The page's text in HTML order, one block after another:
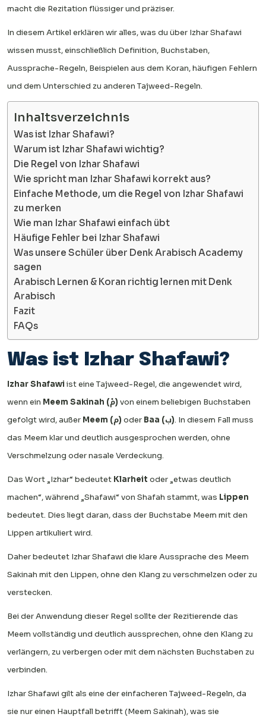
macht die Rezitation flüssiger und präziser.
In diesem Artikel erklären wir alles, was du über Izhar Shafawi
wissen musst, einschließlich Definition, Buchstaben,
Aussprache-Regeln, Beispielen aus dem Koran, häufigen Fehlern
und dem Unterschied zu anderen Tajweed-Regeln.
Inhaltsverzeichnis
Was ist Izhar Shafawi?
Warum ist Izhar Shafawi wichtig?
Die Regel von Izhar Shafawi
Wie spricht man Izhar Shafawi korrekt aus?
Einfache Methode, um die Regel von Izhar Shafawi
zu merken
Wie man Izhar Shafawi einfach übt
Häufige Fehler bei Izhar Shafawi
Was unsere Schüler über Denk Arabisch Academy
sagen
Arabisch Lernen & Koran richtig lernen mit Denk
Arabisch
Fazit
FAQs
Was ist Izhar Shafawi?
Izhar Shafawiist eine Tajweed-Regel, die angewendet wird,
wenn ein
Meem Sakinah (مْ) von einem beliebigen Buchstaben
gefolgt wird, außer
Meem (م) oder Baa (ب). In diesem Fall muss
das Meem klar und deutlich ausgesprochen werden, ohne
Verschmelzung oder nasale Verdeckung.
Das Wort „Izhar“ bedeutet Klarheit oder „etwas deutlich
machen“, während „Shafawi“ von Shafah stammt, was Lippen
bedeutet. Dies liegt daran, dass der Buchstabe Meem mit den
Lippen artikuliert wird.
Daher bedeutet Izhar Shafawi die klare Aussprache des Meem
Sakinah mit den Lippen, ohne den Klang zu verschmelzen oder zu
verstecken.
Bei der Anwendung dieser Regel sollte der Rezitierende das
Meem vollständig und deutlich aussprechen, ohne den Klang zu
verlängern, zu verbergen oder mit dem nächsten Buchstaben zu
verbinden.
Izhar Shafawi gilt als eine der einfacheren Tajweed-Regeln, da
sie nur einen Hauptfall betrifft (Meem Sakinah), was sie